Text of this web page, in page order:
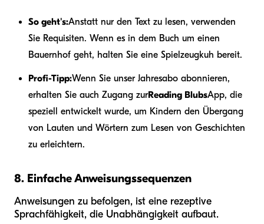
So geht's:Anstatt nur den Text zu lesen, verwenden
Sie Requisiten. Wenn es in dem Buch um einen
Bauernhof geht, halten Sie eine Spielzeugkuh bereit.
Profi-Tipp:Wenn Sie unser Jahresabo abonnieren,
erhalten Sie auch Zugang zurReading BlubsApp, die
speziell entwickelt wurde, um Kindern den Übergang
von Lauten und Wörtern zum Lesen von Geschichten
zu erleichtern.
8. Einfache Anweisungssequenzen
Anweisungen zu befolgen, ist eine rezeptive
Sprachfähigkeit, die Unabhängigkeit aufbaut.